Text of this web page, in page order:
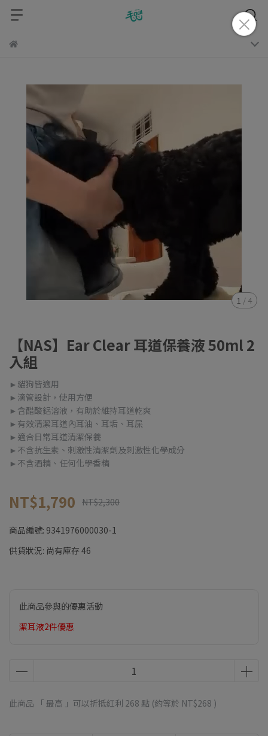
1 / 4
【NAS】Ear Clear 耳道保養液 50ml 2
入組
►貓狗皆適用
►滴管設計，使用方便
►含醋酸鋁溶液，有助於維持耳道乾爽
►有效清潔耳道內耳油、耳垢、耳屎
►適合日常耳道清潔保養
►不含抗生素、刺激性清潔劑及刺激性化學成分
►不含酒精、任何化學香精
NT$1,790 NT$2,300
商品編號: 9341976000030-1
供貨狀況: 尚有庫存 46
此商品參與的優惠活動
潔耳液2件優惠
此商品 「 最高 」可以折抵紅利 268 點 (約等於 NT$268 )